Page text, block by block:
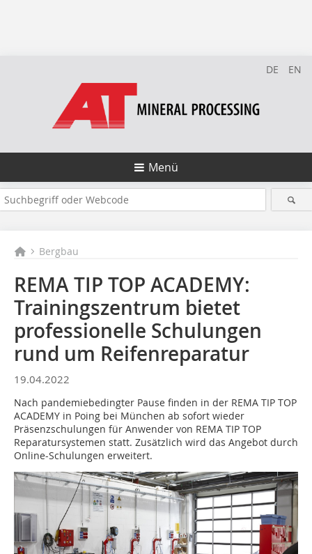
DE EN
Menü
Bergbau
REMA TIP TOP ACADEMY:
Trainingszentrum bietet
professionelle Schulungen
rund um Reifenreparatur
19.04.2022
Nach pandemiebedingter Pause finden in der REMA TIP TOP
ACADEMY in Poing bei München ab sofort wieder
Präsenzschulungen für Anwender von REMA TIP TOP
Reparatursystemen statt. Zusätzlich wird das Angebot durch
Online-Schulungen erweitert.